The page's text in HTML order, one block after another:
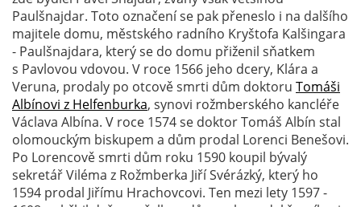
Paulšnajdar. Toto označení se pak přeneslo i na dalšího
majitele domu, městského radního Kryštofa Kalšingara
- Paulšnajdara, který se do domu přiženil sňatkem
s Pavlovou vdovou. V roce 1566 jeho dcery, Klára a
Veruna, prodaly po otcově smrti dům doktoru Tomáši
Albínovi z Helfenburka, synovi rožmberského kancléře
Václava Albína. V roce 1574 se doktor Tomáš Albín stal
olomouckým biskupem a dům prodal Lorenci Benešovi.
Po Lorencově smrti dům roku 1590 koupil bývalý
sekretář Viléma z Rožmberka Jiří Svérázký, který ho
1594 prodal Jiřímu Hrachovcovi. Ten mezi lety 1597 -